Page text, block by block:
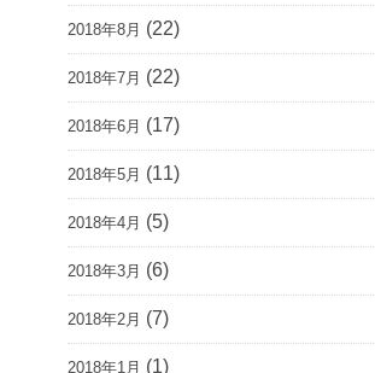
2018年8月 (22)
2018年7月 (22)
2018年6月 (17)
2018年5月 (11)
2018年4月 (5)
2018年3月 (6)
2018年2月 (7)
2018年1月 (1)